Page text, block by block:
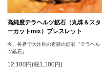
高純度テラヘルツ鉱石（丸珠＆スタ
ーカットmix）ブレスレット
今、各界で大注目の奇跡の鉱石『テラヘル
ツ鉱石』
12,100円(税1,100円)